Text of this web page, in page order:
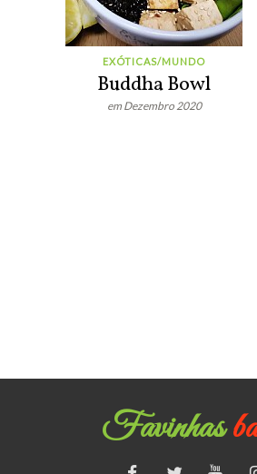
EXÓTICAS/MUNDO
Buddha Bowl
em Dezembro 2020
Favinhas